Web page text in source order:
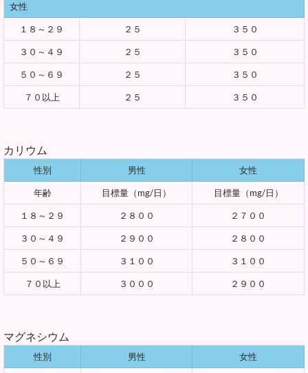
女性
１８～２９ ２５ ３５０
３０～４９ ２５ ３５０
５０～６９ ２５ ３５０
７０以上 ２５ ３５０
カリウム
性別 男性 女性
年齢 目標量（mg/日） 目標量（mg/日）
１８～２９ ２８００ ２７００
３０～４９ ２９００ ２８００
５０～６９ ３１００ ３１００
７０以上 ３０００ ２９００
マグネシウム
性別 男性 女性